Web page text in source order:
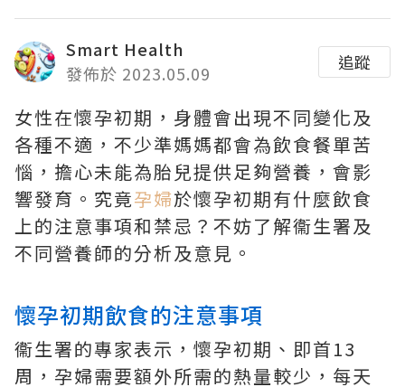
Smart Health
發佈於 2023.05.09
追蹤
女性在懷孕初期，身體會出現不同變化及
各種不適，不少準媽媽都會為飲食餐單苦
惱，擔心未能為胎兒提供足夠營養，會影
響發育。究竟孕婦於懷孕初期有什麼飲食
上的注意事項和禁忌？不妨了解衞生署及
不同營養師的分析及意見。
懷孕初期飲食的注意事項
衞生署的專家表示，懷孕初期、即首13
周，孕婦需要額外所需的熱量較少，每天